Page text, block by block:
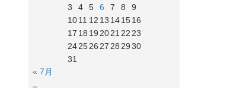
3
4 5 6 7 8
9
10 11 12 13 14 15 16
17 18 1920212223
24252627282930
31
« 7月